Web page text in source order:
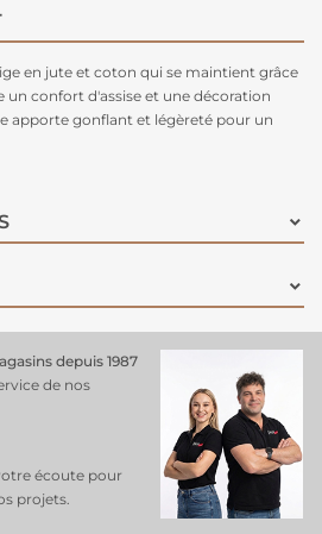
en jute et coton qui se maintient grâce
un confort d'assise et une décoration
apporte gonflant et légèreté pour un
depuis 1987
de nos
écoute pour
projets.